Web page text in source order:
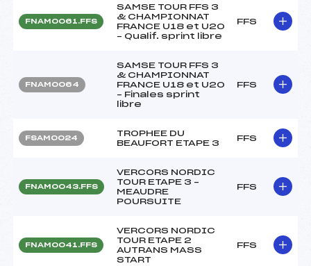
FNAM0061.FFS
SAMSE TOUR FFS 3
& CHAMPIONNAT
FRANCE U18 et U20
– Qualif. sprint libre
FFS
FNAM0064
SAMSE TOUR FFS 3
& CHAMPIONNAT
FRANCE U18 et U20
– Finales sprint
libre
FFS
FSAM0024
TROPHEE DU
BEAUFORT ETAPE 3
FFS
FNAM0043.FFS
VERCORS NORDIC
TOUR ETAPE 3 –
MEAUDRE
POURSUITE
FFS
FNAM0041.FFS
VERCORS NORDIC
TOUR ETAPE 2
AUTRANS MASS
START
FFS